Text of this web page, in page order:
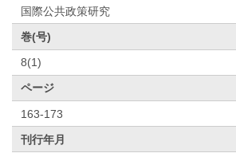
国際公共政策研究
巻(号)
8(1)
ページ
163-173
刊行年月